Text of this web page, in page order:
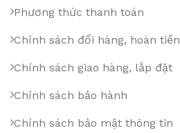
Phương thức thanh toán
Chính sách đổi hàng, hoàn tiền
Chính sách giao hàng, lắp đặt
Chính sách bảo hành
Chính sách bảo mật thông tin